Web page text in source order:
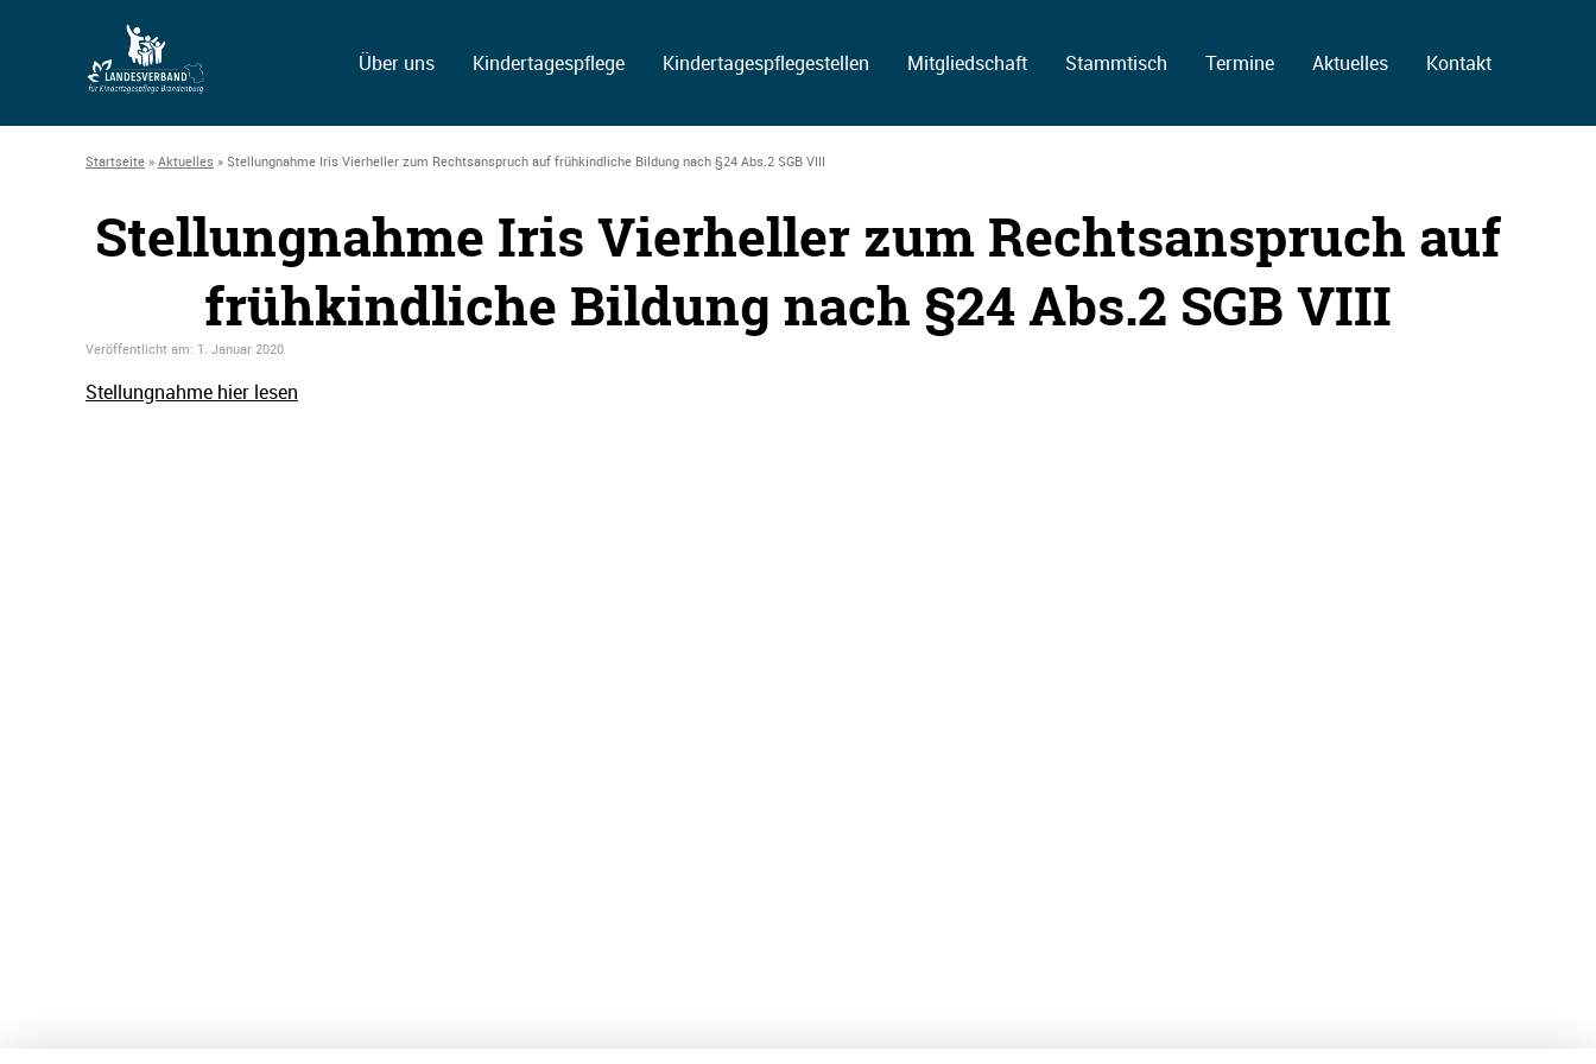
Über uns Kindertagespflege Kindertagespflegestellen Mitgliedschaft Stammtisch Termine Aktuelles Kontakt
Startseite » Aktuelles » Stellungnahme Iris Vierheller zum Rechtsanspruch auf frühkindliche Bildung nach §24 Abs.2 SGB VIII
Stellungnahme Iris Vierheller zum Rechtsanspruch auf
frühkindliche Bildung nach §24 Abs.2 SGB VIII
Veröffentlicht am: 1. Januar 2020
Stellungnahme hier lesen